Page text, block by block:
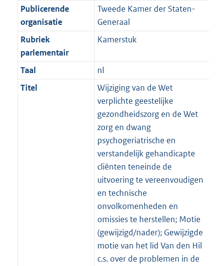
Publicerende
organisatie
Tweede Kamer der Staten-
Generaal
Rubriek
parlementair
Kamerstuk
Taal
nl
Titel
Wijziging van de Wet
verplichte geestelijke
gezondheidszorg en de Wet
zorg en dwang
psychogeriatrische en
verstandelijk gehandicapte
cliënten teneinde de
uitvoering te vereenvoudigen
en technische
onvolkomenheden en
omissies te herstellen; Motie
(gewijzigd/nader); Gewijzigde
motie van het lid Van den Hil
c.s. over de problemen in de